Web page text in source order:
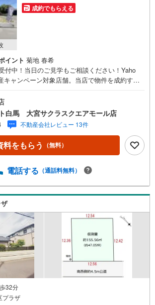
成約でもらえる
イント 菊地 春希
付中！当日のご見学もご相談ください！Yaho
キャンペーン対象店舗。当店で物件を成約する
」ボタンからお問い合わせください。【営業時
】（年末年始除く）・人気物件には特に問
集中するため、お早めにお電話ください。「室
見学する」ボタンよりご予約いただくとご見学
ズです。【エステート白馬 大宮サクラスクエアモ
・提携FPへの無料個別相談サービス外部のファイ
無料マイホームセミナーなども主催しており、
渡しまで安全安心な取引を一括サポートまた、
プ各社（白馬建設、大和建設、白馬メディケア
と連携したプラスアップサポートで住まい探し
後のバックアップまでご相談頂けます。
白馬 大宮サクラスクエアモール店
不動産会社レビュー 13件
料をもらう （無料）
電話する （通話料無料）
32分
プラザ